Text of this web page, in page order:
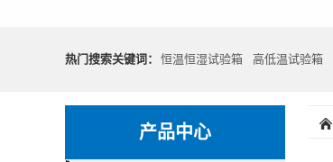
热门搜索关键词： 恒温恒湿试验箱 高低温试验箱
产品中心